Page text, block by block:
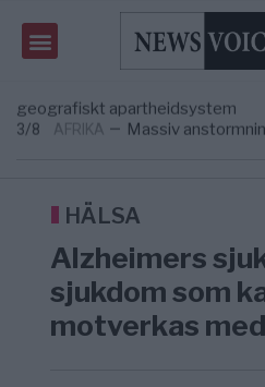
5/8 KRIG & FRED
massbegravningarna någonsin
—
S och KD vill
3/8 AFRIKA — Massiv
om amerikansk påverkan
HÄLSA
Alzheimers
sjukdom som
motverkas